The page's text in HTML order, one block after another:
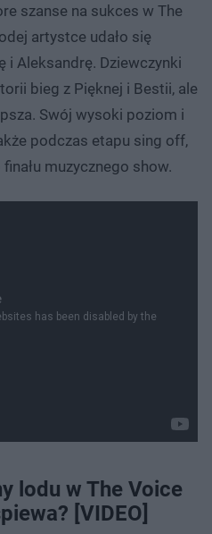
szanse na sukces w The
artystce udało się
i Aleksandrę. Dziewczynki
bieg z Pięknej i Bestii, ale
Swój wysoki poziom i
podczas etapu sing off,
muzycznego show.
lodu w The Voice
[VIDEO]